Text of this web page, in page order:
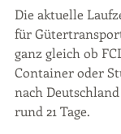
Die aktuelle
für
ganz gleich ob
Container oder
nach
rund 21 Tage.